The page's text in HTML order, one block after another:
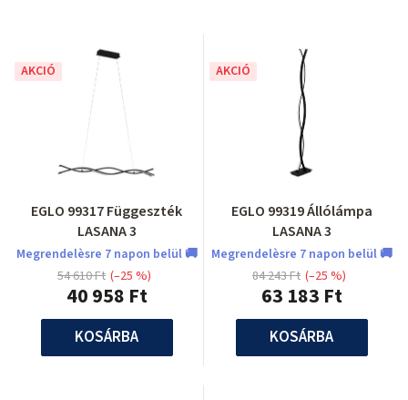
AKCIÓ
EGLO 99317 Függeszték
LASANA 3
Megrendelèsre 7 napon belül 🚚
40 958 Ft
54 610 Ft (–25 %)
KOSÁRBA
AKCIÓ
EGLO 99319 Állólámpa
LASANA 3
Megrendelèsre 7 napon belül 🚚
63 183 Ft
84 243 Ft (–25 %)
KOSÁRBA